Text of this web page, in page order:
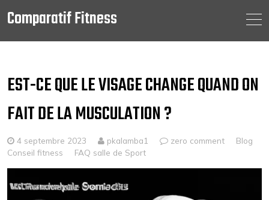
content
Comparatif Fitness
EST-CE QUE LE VISAGE CHANGE QUAND ON
FAIT DE LA MUSCULATION ?
4 septembre 2023 pkalamba1 zero comment
Blog
Conseil fitness
FAQ salle de Sport